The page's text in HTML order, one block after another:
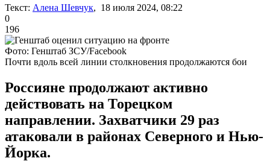
Текст: Алена Шевчук, 18 июля 2024, 08:22
0
196
Фото: Генштаб ЗСУ/Facebook
Почти вдоль всей линии столкновения продолжаются бои
Россияне продолжают активно
действовать на Торецком
направлении. Захватчики 29 раз
атаковали в районах Северного и Нью-
Йорка.